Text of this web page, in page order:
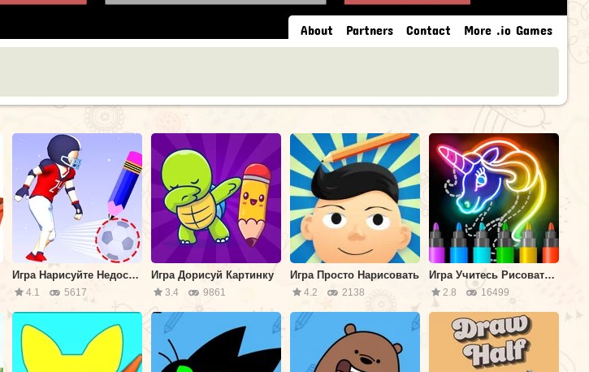
Игра Нарисуйте Недостающую Часть 3Д
4.1 5617
Игра Дорисуй Картинку
3.4 9861
Игра Просто Нарисовать
4.2 2138
Игра Учитесь Рисовать: Светящийся Мультфильм
2.8 16499